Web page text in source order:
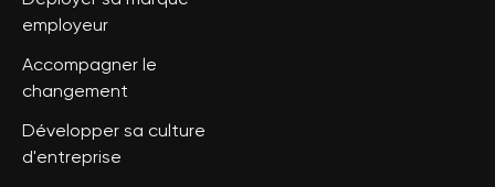
employeur
Accompagner le
changement
Développer sa culture
d'entreprise